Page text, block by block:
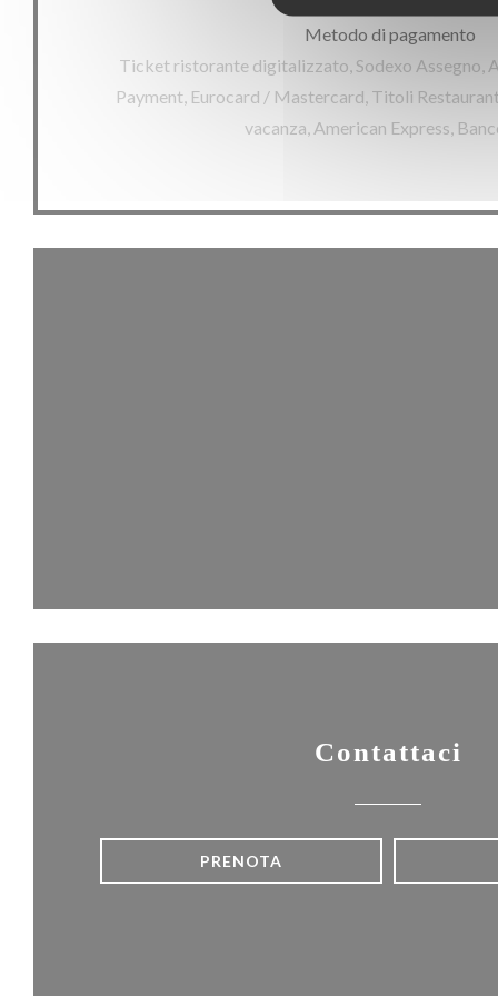
Metodo di pagamento
Ticket ristorante digitalizzato, Sodexo Assegno,
Payment, Eurocard / Mastercard, Titoli
vacanza, American Express,
Contattaci
PRENOTA